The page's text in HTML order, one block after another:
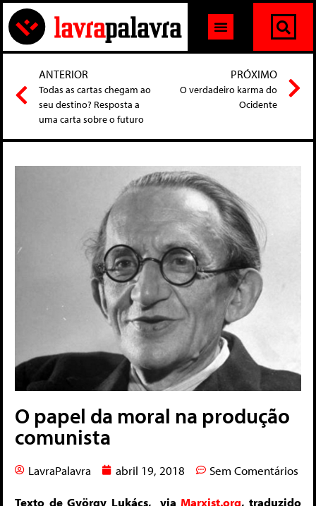
ANTERIOR
Todas as cartas chegam ao
seu destino? Resposta a
uma carta sobre o futuro
PRÓXIMO
O verdadeiro karma do
Ocidente
O papel da moral na produção
comunista
LavraPalavra abril 19, 2018 Sem Comentários
Texto de György Lukács, via Marxist.org, traduzido